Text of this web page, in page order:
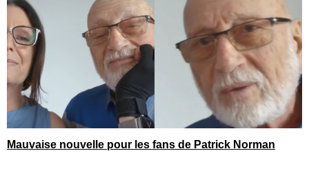
Mauvaise nouvelle pour les fans de Patrick Norman